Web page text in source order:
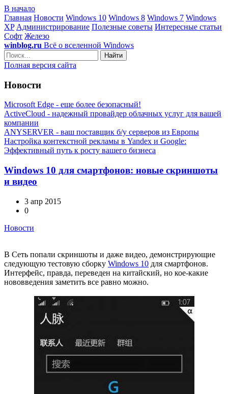
В начало
Главная Новости Windows 10 Windows 8 Windows 7 Windows
XP Администрирование Полезные советы Интересные статьи
Софт Железо
winblog.ru Всё о вселенной Windows
Найти
Полная версия сайта
Новости
Microsoft Edge - еще более безопасный!
ActiveCloud - надежный провайдер облачных услуг для вашей
компании
ANYSERVER - ваш поставщик б/у серверов из Европы
Настройка контекстной рекламы в Yandex и Google:
Эффективный путь к росту вашего бизнеса
Windows 10 для смартфонов: новые скриншоты
и видео
3 апр 2015
0
Новости
В Сеть попали скриншоты и даже видео, демонстрирующие
следующую тестовую сборку Windows 10 для смартфонов.
Интерфейс, правда, переведен на китайский, но кое-какие
нововведения заметить все равно можно.